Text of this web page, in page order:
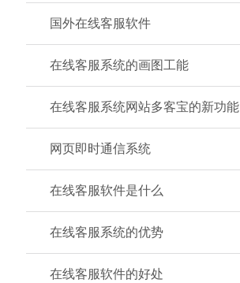
国外在线客服软件
在线客服系统的画图工能
在线客服系统网站多客宝的新功能
网页即时通信系统
在线客服软件是什么
在线客服系统的优势
在线客服软件的好处